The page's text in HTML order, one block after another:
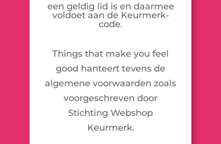
een geldig lid is en daarmee
voldoet aan de Keurmerk-
code.
Things that make you feel
good hanteert tevens de
algemene voorwaarden zoals
voorgeschreven door
Stichting Webshop
Keurmerk.